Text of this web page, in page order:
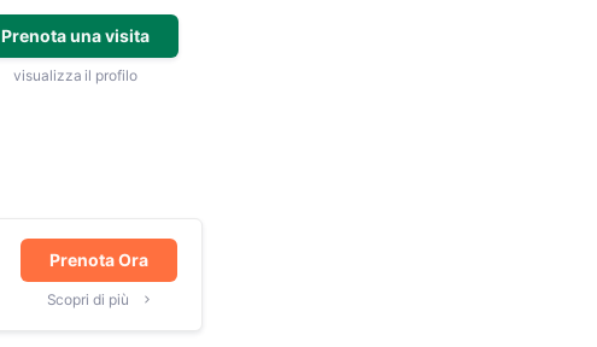
Prenota una visita
visualizza il profilo
Prenota Ora
Scopri di più